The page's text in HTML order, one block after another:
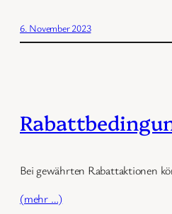
6. November 2023
Bei gewährten Rabattaktionen
(mehr …)